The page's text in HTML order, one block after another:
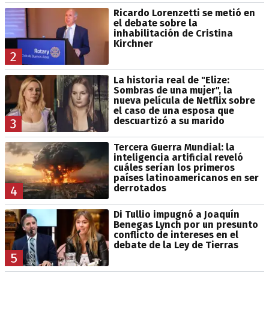
2
Ricardo Lorenzetti se metió en
el debate sobre la
inhabilitación de Cristina
Kirchner
3
La historia real de "Elize:
Sombras de una mujer", la
nueva película de Netflix sobre
el caso de una esposa que
descuartizó a su marido
4
Tercera Guerra Mundial: la
inteligencia artificial reveló
cuáles serían los primeros
países latinoamericanos en ser
derrotados
5
Di Tullio impugnó a Joaquín
Benegas Lynch por un presunto
conflicto de intereses en el
debate de la Ley de Tierras